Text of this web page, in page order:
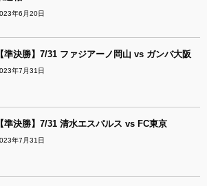
年6月20日
【準決勝】7/31 ファジアーノ岡山 vs ガンバ大阪
年7月31日
【準決勝】7/31 清水エスパルス vs FC東京
年7月31日